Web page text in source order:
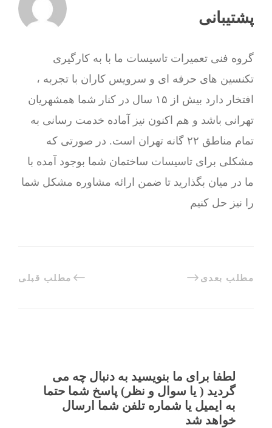
پشتیبانی
گروه فنی تعمیرات تاسیسات ما با به‌ کارگیری
تکنسین های حرفه ای و سرویس کاران با تجربه ،
افتخار دارد بیش از ۱۵ سال در کنار شما همشهریان
تهرانی باشد و هم اکنون نیز آماده خدمت رسانی به
تمام مناطق ۲۲ گانه تهران است. در صورتی که
مشکلی برای تاسیسات ساختمان شما بوجود آمده با
ما در میان بگذارید تا ضمن ارائه مشاوره مشکل شما
را نیز حل کنیم
مطلب قبلی مطلب بعدی
لطفا برای ما بنویسید به دنبال چه می
گردید ( یا سوال و نظر) پاسخ شما حتما
به ایمیل یا شماره تلفن شما ارسال
خواهد شد